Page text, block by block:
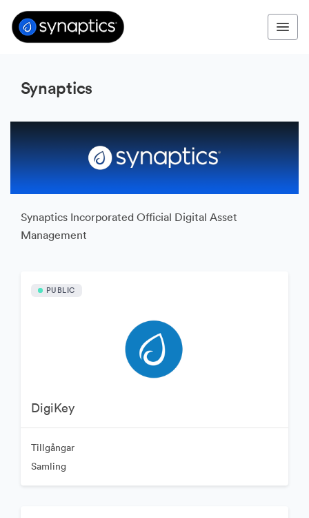
Synaptics
Synaptics Incorporated Official Digital Asset
Management
PUBLIC
DigiKey
Tillgångar
Samling